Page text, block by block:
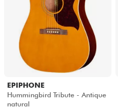
EPIPHONE
Hummingbird Tribute - Antique
natural